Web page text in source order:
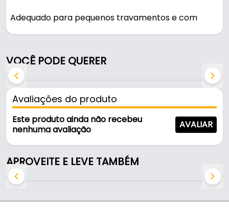
Adequado para pequenos travamentos e com
etc.
Características:
- Marca: Metal Fecho
- Modelo: FP802 D4
- Material: Aço Carbono
- Acabamento: Bicromatizado
- Pintura époxi: Zincado Azulado
VOCÊ PODE QUERER
Avaliações do produto
Este produto ainda não recebeu
nenhuma avaliação
AVALIAR
APROVEITE E LEVE TAMBÉM